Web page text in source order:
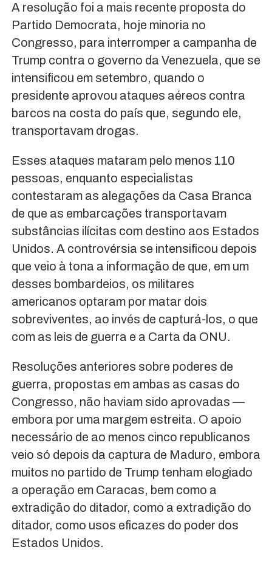
A resolução foi a mais recente proposta do
Partido Democrata, hoje minoria no
Congresso, para interromper a campanha de
Trump contra o governo da Venezuela, que se
intensificou em setembro, quando o
presidente aprovou ataques aéreos contra
barcos na costa do país que, segundo ele,
transportavam drogas.
Esses ataques mataram pelo menos 110
pessoas, enquanto especialistas
contestaram as alegações da Casa Branca
de que as embarcações transportavam
substâncias ilícitas com destino aos Estados
Unidos. A controvérsia se intensificou depois
que veio à tona a informação de que, em um
desses bombardeios, os militares
americanos optaram por matar dois
sobreviventes, ao invés de capturá-los, o que
com as leis de guerra e a Carta da ONU.
Resoluções anteriores sobre poderes de
guerra, propostas em ambas as casas do
Congresso, não haviam sido aprovadas —
embora por uma margem estreita. O apoio
necessário de ao menos cinco republicanos
veio só depois da captura de Maduro, embora
muitos no partido de Trump tenham elogiado
a operação em Caracas, bem como a
extradição do ditador, como a extradição do
ditador, como usos eficazes do poder dos
Estados Unidos.